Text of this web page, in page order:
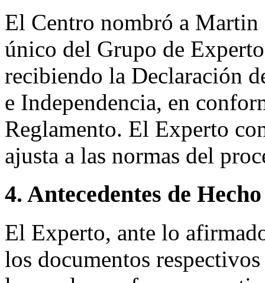
El Centro nombró a
único del Grupo de
recibiendo la Declaración
e Independencia, en
Reglamento. El Experto
ajusta a las normas del
4. Antecedentes de Hecho
El Experto, ante lo
los documentos